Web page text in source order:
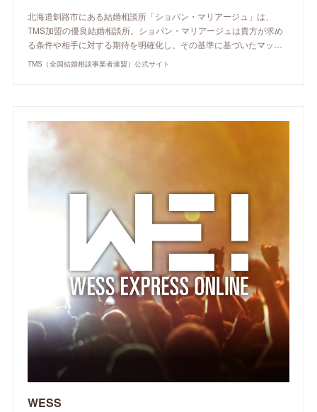
北海道釧路市にある結婚相談所「ショパン・マリアージュ」は、
TMS加盟の優良結婚相談所。ショパン・マリアージュは貴方が求め
る条件や相手に対する期待を明確化し、その基準に基づいたマッ…
TMS（全国結婚相談事業者連盟）公式サイト
WESS